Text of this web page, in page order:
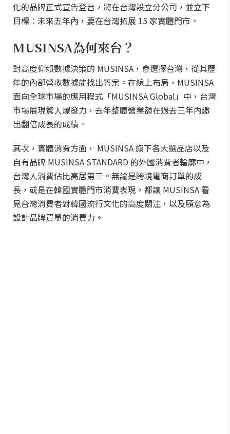
化的品牌正式宣告登台，將在台灣設立分公司，並立下
目標：未來五年內，要在台灣拓展 15 家實體門市。
MUSINSA為何來台？
對高度仰賴數據決策的 MUSINSA，會選擇台灣，從其歷
年的內部營收數據能找出答案。在線上布局，MUSINSA
面向全球市場的應用程式「MUSINSA Global」中，台灣
市場展現驚人爆發力，去年整體營業額在過去三年內繳
出翻倍成長的成績。
其次，實體消費方面， MUSINSA 旗下各大選品店以及
自有品牌 MUSINSA STANDARD 的外國消費者輪廓中，
台灣人消費佔比高居第三。無論是跨境電商訂單的成
長，或是在韓國實體門市消費表現，都讓 MUSINSA 看
見台灣消費者對韓國流行文化的高度關注，以及願意為
設計品牌買單的消費力。